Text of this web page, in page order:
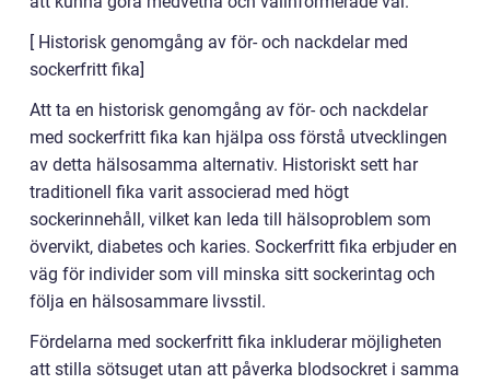
[ Historisk genomgång av för- och nackdelar med
sockerfritt fika]
Att ta en historisk genomgång av för- och nackdelar
med sockerfritt fika kan hjälpa oss förstå utvecklingen
av detta hälsosamma alternativ. Historiskt sett har
traditionell fika varit associerad med högt
sockerinnehåll, vilket kan leda till hälsoproblem som
övervikt, diabetes och karies. Sockerfritt fika erbjuder en
väg för individer som vill minska sitt sockerintag och
följa en hälsosammare livsstil.
Fördelarna med sockerfritt fika inkluderar möjligheten
att stilla sötsuget utan att påverka blodsockret i samma